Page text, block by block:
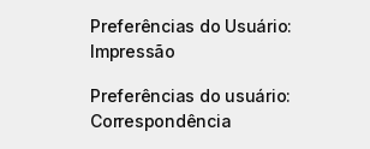
Preferências do Usuário:
Impressão
Preferências do usuário:
Correspondência